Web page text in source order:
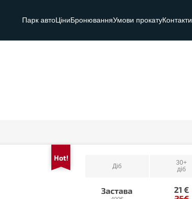
Парк автоЦіниБронюванняУмови прокатуКонтакти
Hot!
Діб
30+
діб
Застава
21 €